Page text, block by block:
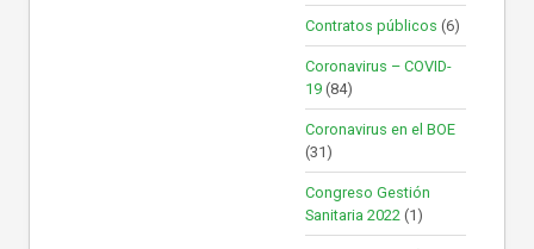
Contratos públicos (6)
Coronavirus – COVID-
19 (84)
Coronavirus en el BOE
(31)
Congreso Gestión
Sanitaria 2022 (1)